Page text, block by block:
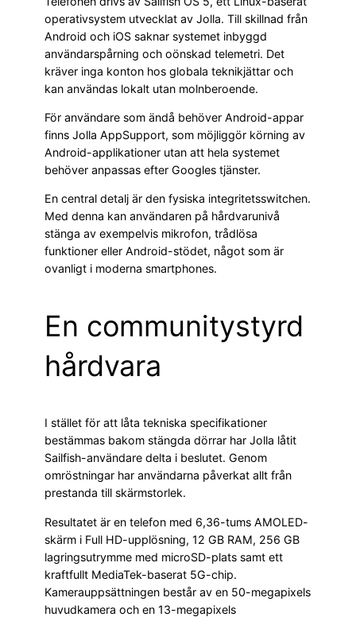
operativsystem utvecklat av Jolla. Till skillnad från
Android och iOS saknar systemet inbyggd
användarspårning och oönskad telemetri. Det
kräver inga konton hos globala teknikjättar och
kan användas lokalt utan molnberoende.
För användare som ändå behöver Android-appar
finns Jolla AppSupport, som möjliggör körning av
Android-applikationer utan att hela systemet
behöver anpassas efter Googles tjänster.
En central detalj är den fysiska integritetsswitchen.
Med denna kan användaren på hårdvarunivå
stänga av exempelvis mikrofon, trådlösa
funktioner eller Android-stödet, något som är
ovanligt i moderna smartphones.
En communitystyrd
hårdvara
I stället för att låta tekniska specifikationer
bestämmas bakom stängda dörrar har Jolla låtit
Sailfish-användare delta i beslutet. Genom
omröstningar har användarna påverkat allt från
prestanda till skärmstorlek.
Resultatet är en telefon med 6,36-tums AMOLED-
skärm i Full HD-upplösning, 12 GB RAM, 256 GB
lagringsutrymme med microSD-plats samt ett
kraftfullt MediaTek-baserat 5G-chip.
Kamerauppsättningen består av en 50-megapixels
huvudkamera och en 13-megapixels